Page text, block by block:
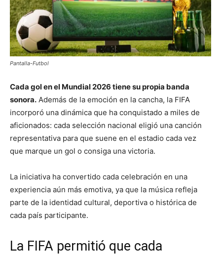
Pantalla-Futbol
Cada gol en el Mundial 2026 tiene su propia banda
sonora. Además de la emoción en la cancha, la FIFA
incorporó una dinámica que ha conquistado a miles de
aficionados: cada selección nacional eligió una canción
representativa para que suene en el estadio cada vez
que marque un gol o consiga una victoria.
La iniciativa ha convertido cada celebración en una
experiencia aún más emotiva, ya que la música refleja
parte de la identidad cultural, deportiva o histórica de
cada país participante.
La FIFA permitió que cada